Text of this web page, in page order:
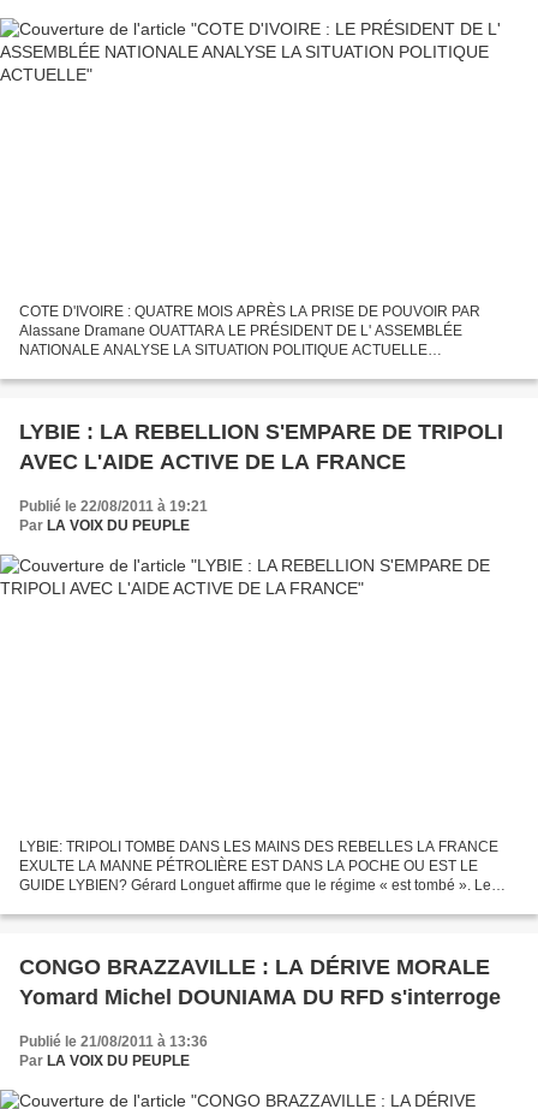
COTE D'IVOIRE : QUATRE MOIS APRÈS LA PRISE DE POUVOIR PAR
Alassane Dramane OUATTARA LE PRÉSIDENT DE L' ASSEMBLÉE
NATIONALE ANALYSE LA SITUATION POLITIQUE ACTUELLE
NATIONALE IVOIRIENNNE MAMADOU KOULIBALY...
LYBIE : LA REBELLION S'EMPARE DE TRIPOLI
AVEC L'AIDE ACTIVE DE LA FRANCE
Publié le 22/08/2011 à 19:21
Par LA VOIX DU PEUPLE
LYBIE: TRIPOLI TOMBE DANS LES MAINS DES REBELLES LA FRANCE
EXULTE LA MANNE PÉTROLIÈRE EST DANS LA POCHE OU EST LE
GUIDE LYBIEN? Gérard Longuet affirme que le régime « est tombé ». Le
CONGO BRAZZAVILLE : LA DÉRIVE MORALE
Yomard Michel DOUNIAMA DU RFD s'interroge
Publié le 21/08/2011 à 13:36
Par LA VOIX DU PEUPLE